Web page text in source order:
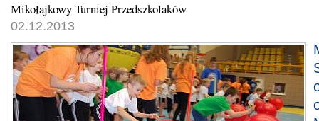
Mikołajkowy Turniej Przedszkolaków
02.12.2013